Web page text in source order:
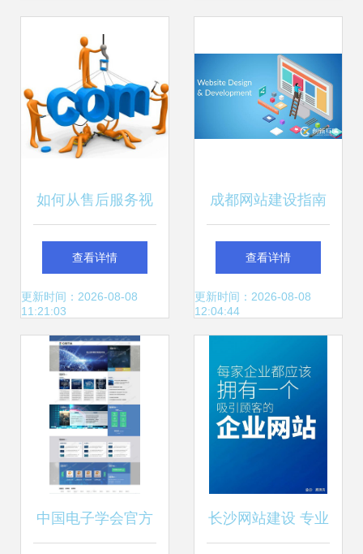
如何从售后服务视
角甄选可靠的网站
建设公司
查看详情
更新时间：2026-08-08
11:21:03
成都网站建设指南
适用于小白的网站
编程工具入门介绍
查看详情
更新时间：2026-08-08
12:04:44
中国电子学会官方 长沙网站建设 专业